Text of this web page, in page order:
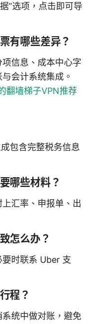
”选项，点击即可导
有哪些差异？
信息、成本中心字
会计系统集成。
翻墙梯子VPN推荐
包含完整税务信息
哪些材料？
汇率、申报单、出
怎么办？
时联系 Uber 支
程？
统中做对账，避免